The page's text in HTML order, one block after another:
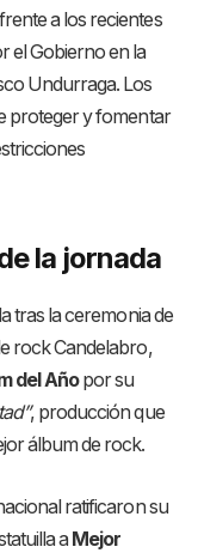
a los recientes
el Gobierno en la
Undurraga. Los
proteger y fomentar
la jornada
tras la ceremonia de
rock Candelabro,
del Añopor su
, producción que
álbum de rock.
ratificaron su
a Mejor